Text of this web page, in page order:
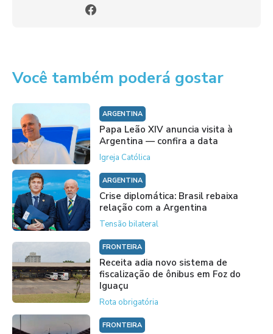
Você também poderá gostar
ARGENTINA
Papa Leão XIV anuncia visita à
Argentina — confira a data
Igreja Católica
ARGENTINA
Crise diplomática: Brasil rebaixa
relação com a Argentina
Tensão bilateral
FRONTEIRA
Receita adia novo sistema de
fiscalização de ônibus em Foz do
Iguaçu
Rota obrigatória
FRONTEIRA